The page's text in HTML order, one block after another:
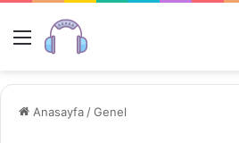
Menü
Anasayfa /Genel